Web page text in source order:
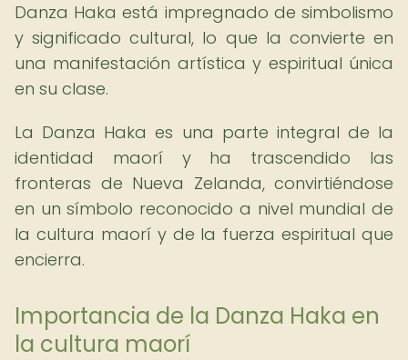
Danza Haka está impregnado de simbolismo
y significado cultural, lo que la convierte en
una manifestación artística y espiritual única
en su clase.
La Danza Haka es una parte integral de la
identidad maorí y ha trascendido las
fronteras de Nueva Zelanda, convirtiéndose
en un símbolo reconocido a nivel mundial de
la cultura maorí y de la fuerza espiritual que
encierra.
Importancia de la Danza Haka en
la cultura maorí